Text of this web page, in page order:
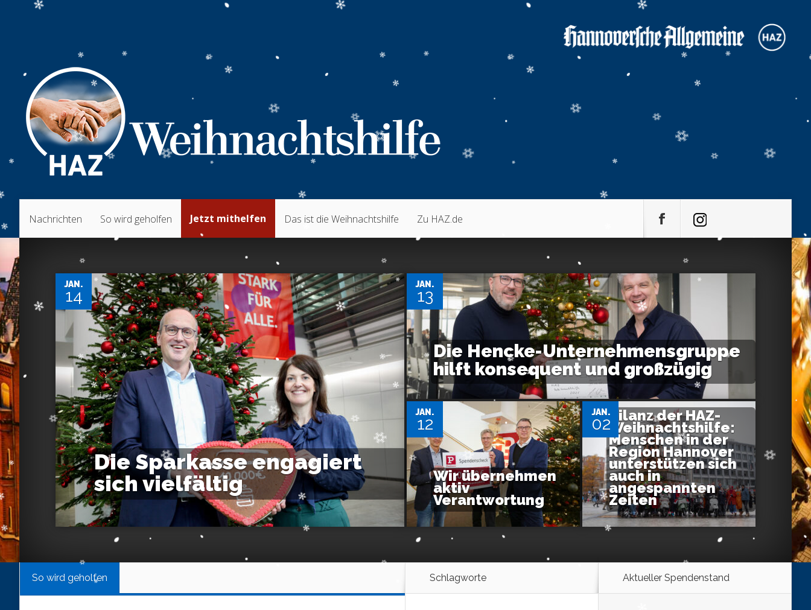
Nachrichten So wird geholfen Jetzt mithelfen Das ist die Weihnachtshilfe Zu HAZ.de
JAN.
14
Die Sparkasse engagiert
sich vielfältig
JAN.
13
Die Hencke-Unternehmensgruppe
hilft konsequent und großzügig
JAN.
12
Wir übernehmen
aktiv
Verantwortung
JAN.
02Bilanz der HAZ-
Weihnachtshilfe:
Menschen in der
Region Hannover
unterstützen sich
auch in
angespannten
Zeiten
So wird geholfen Schlagworte Aktueller Spendenstand